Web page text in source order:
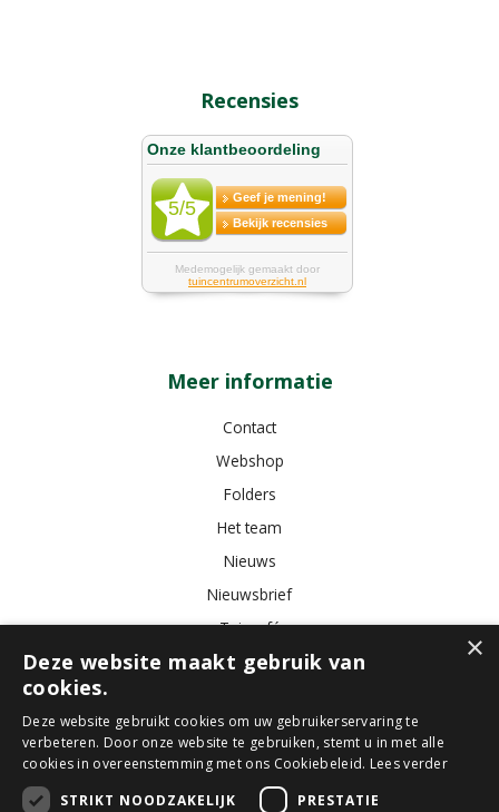
Recensies
Meer informatie
Contact
Webshop
Folders
Het team
Nieuws
Nieuwsbrief
Tuincafé
Vacatures
Tuincentrum Bloemist Kamerplanten Kunstbloemen
Buitenplanten
Tuinmeubelen
×
Deze website maakt gebruik van
cookies.
Deze website gebruikt cookies om uw gebruikerservaring te
verbeteren. Door onze website te gebruiken, stemt u in met alle
cookies in overeenstemming met ons Cookiebeleid. Lees verder
STRIKT NOODZAKELIJK
PRESTATIE